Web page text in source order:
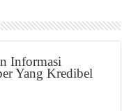
Informasi
Yang Kredibel